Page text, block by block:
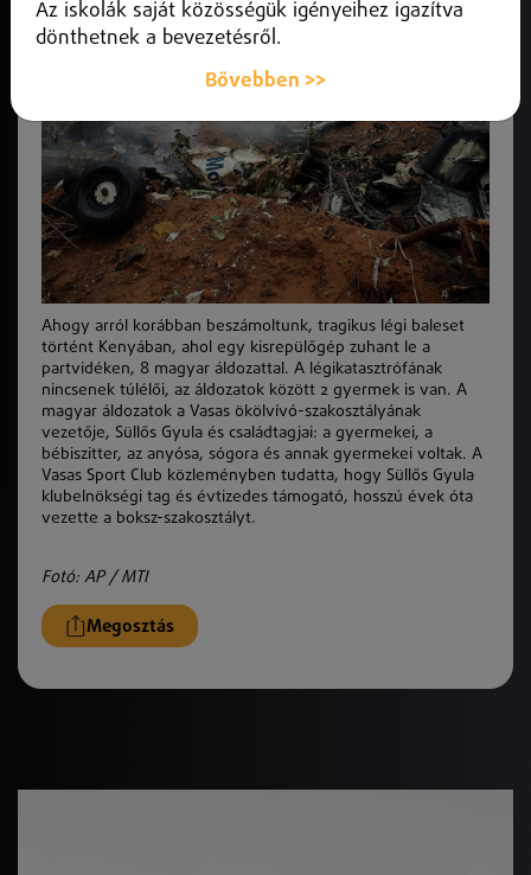
Ahogy arról korábban beszámoltunk, tragikus légi baleset
történt Kenyában, ahol egy kisrepülőgép zuhant le a
partvidéken, 8 magyar áldozattal. A légikatasztrófának
nincsenek túlélői, az áldozatok között 2 gyermek is van. A
magyar áldozatok a Vasas ökölvívó-szakosztályának
vezetője, Süllős Gyula és családtagjai: a gyermekei, a
bébiszitter, az anyósa, sógora és annak gyermekei voltak. A
Vasas Sport Club közleményben tudatta, hogy Süllős Gyula
klubelnökségi tag és évtizedes támogató, hosszú évek óta
vezette a boksz-szakosztályt.
Fotó: AP / MTI
Megosztás
Az iskolák saját közösségük igényeihez igazítva
dönthetnek a bevezetésről.
Bővebben >>